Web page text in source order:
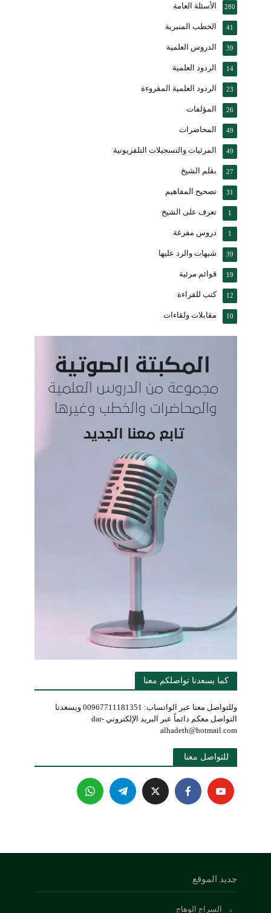
الأسئلة العامة 280
الخطب المنبرية 41
الدروس العلمية 39
الردود العلمية 14
الردود العلمية المقروءة 23
المؤلفات 26
المحاضرات 49
المرئيات والتسجيلات التلفزيونية 49
بقلم الشيخ 27
تصحيح المفاهيم 31
تعرف على الشيخ 1
دروس مفرغة 1
شبهات والرد عليها 39
قوائم مرئية 19
كتب للقراءة 12
مقابلات ولقاءات 10
كما يسعدنا تواصلكم معنا
وللتواصل معنا عبر الواتساب: 00967711181351 ويسعدنا
التواصل معكم دائماً عبر البريد الإلكتروني dar-
alhadeth@hotmail.com
للتواصل معنا
جديد الموقع
السراج الوهاج